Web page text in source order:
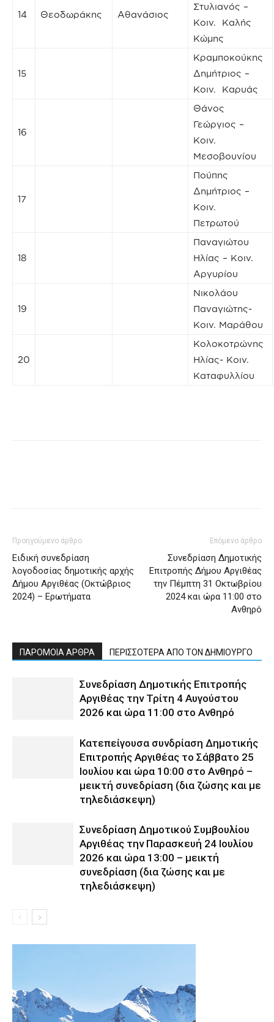
14 Θεοδωράκης Αθανάσιος
Στυλιανός –
Κοιν. Καλής
Κώμης
15
Κραμποκούκης
Δημήτριος –
Κοιν. Καρυάς
16
Θάνος
Γεώργιος –
Κοιν.
Μεσοβουνίου
17
Πούπης
Δημήτριος –
Κοιν.
Πετρωτού
18
Παναγιώτου
Ηλίας – Κοιν.
Αργυρίου
19
Νικολάου
Παναγιώτης-
Κοιν. Μαράθου
20
Κολοκοτρώνης
Ηλίας- Κοιν.
Καταφυλλίου
Προηγούμενο άρθρο
Ειδική συνεδρίαση
λογοδοσίας δημοτικής αρχής
Δήμου Αργιθέας (Οκτώβριος
2024) – Ερωτήματα
Επόμενο άρθρο
Συνεδρίαση Δημοτικής
Επιτροπής Δήμου Αργιθέας
την Πέμπτη 31 Οκτωβρίου
2024 και ώρα 11:00 στο
Ανθηρό
ΠΑΡΟΜΟΙΑ ΑΡΘΡΑ ΠΕΡΙΣΣΟΤΕΡΑ ΑΠΟ ΤΟΝ ΔΗΜΙΟΥΡΓΟ
Συνεδρίαση Δημοτικής Επιτροπής
Αργιθέας την Τρίτη 4 Αυγούστου
2026 και ώρα 11:00 στο Ανθηρό
Κατεπείγουσα συνδρίαση Δημοτικής
Επιτροπής Αργιθέας το Σάββατο 25
Ιουλίου και ώρα 10:00 στο Ανθηρό –
μεικτή συνεδρίαση (δια ζώσης και με
τηλεδιάσκεψη)
Συνεδρίαση Δημοτικού Συμβουλίου
Αργιθέας την Παρασκευή 24 Ιουλίου
2026 και ώρα 13:00 – μεικτή
συνεδρίαση (δια ζώσης και με
τηλεδιάσκεψη)